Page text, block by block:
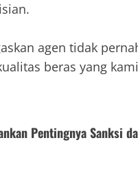
agen tidak
beras yang
Pentingnya Sanksi